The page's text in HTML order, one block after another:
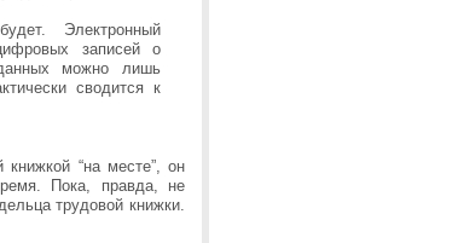
Электронный
записей о
можно лишь
сводится к
“на месте”, он
Пока, правда, не
трудовой книжки.